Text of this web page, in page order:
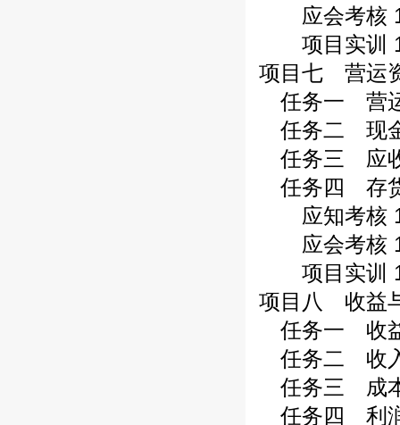
应会考核
项目实训
项目七 营运
任务一 营
任务二 现
任务三 应
任务四 存
应知考核
应会考核
项目实训
项目八 收益
任务一 收益
任务二 收
任务三 成
任务四 利